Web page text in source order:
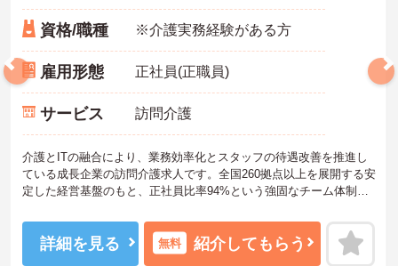
資格/職種 ※介護実務経験がある方
雇用形態 正社員(正職員)
サービス 訪問介護
介護とITの融合により、業務効率化とスタッフの待遇改善を推進し
ている成長企業の訪問介護求人です。全国260拠点以上を展開する安
定した経営基盤のもと、正社員比率94%という強固なチーム体制を
資格と成果が収入に直結する仕組みが整っています。夜勤なしの完
全週休2日制（曜日固定）を採用し、日々の記録業務はスマートフォ
ンで完結するため、施設勤務特有の不規則なシフトや煩雑な事務作
詳細を見る 無料 紹介してもらう